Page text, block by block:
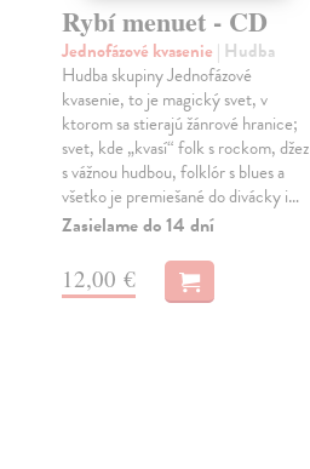
Rybí menuet - CD
Jednofázové kvasenie | Hudba
Hudba skupiny Jednofázové
kvasenie, to je magický svet, v
ktorom sa stierajú žánrové hranice;
svet, kde „kvasí“ folk s rockom, džez
s vážnou hudbou, folklór s blues a
všetko je premiešané do divácky i…
Zasielame do 14 dní
12,00 €